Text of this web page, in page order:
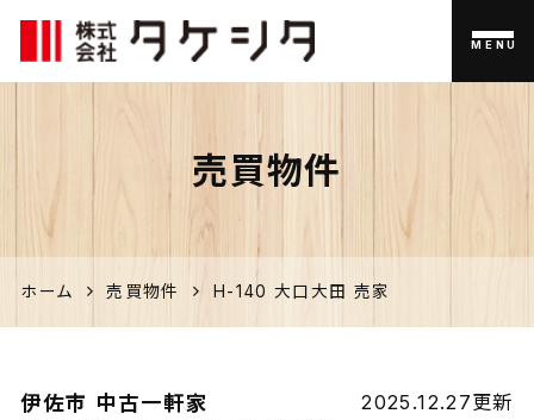
伊佐市
の家づく
り、不動
産のこと
なら「タ
ケシタ」
MENU
売買物件
ホーム 売買物件 H-140 大口大田 売家
伊佐市 中古一軒家 2025.12.27更新